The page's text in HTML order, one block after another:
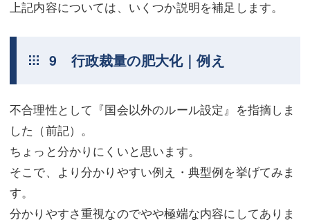
上記内容については、いくつか説明を補足します。
9 行政裁量の肥大化｜例え
不合理性として『国会以外のルール設定』を指摘しま
した（前記）。
ちょっと分かりにくいと思います。
そこで、より分かりやすい例え・典型例を挙げてみま
す。
分かりやすさ重視なのでやや極端な内容にしてありま